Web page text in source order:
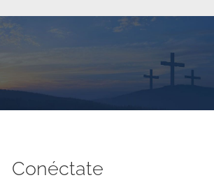
Conéctate